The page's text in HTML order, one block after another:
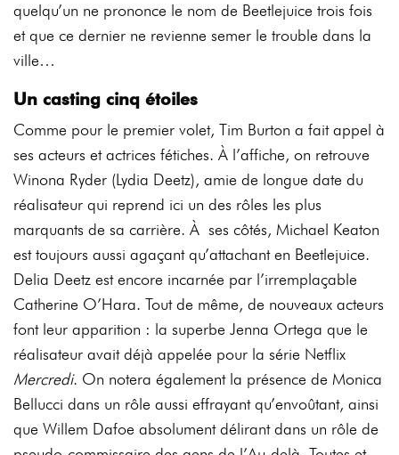
quelqu’un ne prononce le nom de Beetlejuice trois fois
et que ce dernier ne revienne semer le trouble dans la
ville…
Un casting cinq étoiles
Comme pour le premier volet, Tim Burton a fait appel à
ses acteurs et actrices fétiches. À l’affiche, on retrouve
Winona Ryder (Lydia Deetz), amie de longue date du
réalisateur qui reprend ici un des rôles les plus
marquants de sa carrière. À ses côtés, Michael Keaton
est toujours aussi agaçant qu’attachant en Beetlejuice.
Delia Deetz est encore incarnée par l’irremplaçable
Catherine O’Hara. Tout de même, de nouveaux acteurs
font leur apparition : la superbe Jenna Ortega que le
réalisateur avait déjà appelée pour la série Netflix
Mercredi. On notera également la présence de Monica
Bellucci dans un rôle aussi effrayant qu’envoûtant, ainsi
que Willem Dafoe absolument délirant dans un rôle de